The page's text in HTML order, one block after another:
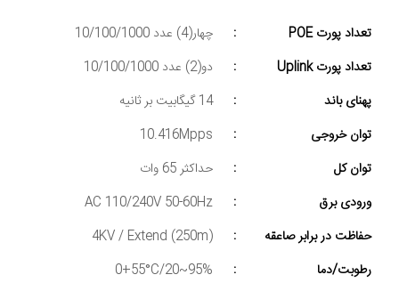
تعداد پورت POE :
چهار(4) عدد 10/100/1000
تعداد پورت Uplink
:
دو(2) عدد 10/100/1000
پهنای باند
:
14 گیگابیت بر ثانیه
توان خروجی
:
توان کل
:
حداکثر 65 وات
ورودی برق
:
حفاظت در برابر صاعقه
:
رطوبت/دما
: